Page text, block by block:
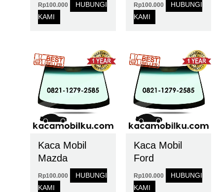
Rp100.000
HUBUNGI
KAMI
Rp100.000
HUBUNGI
KAMI
Kaca Mobil
Mazda
Rp100.000
HUBUNGI
KAMI
Kaca Mobil
Ford
Rp100.000
HUBUNGI
KAMI